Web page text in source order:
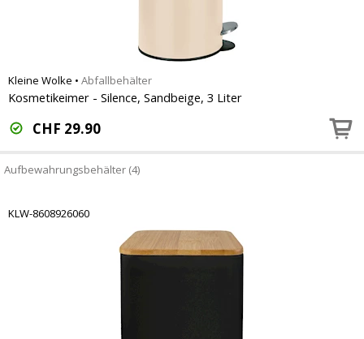
Kleine Wolke • Abfallbehälter
Kosmetikeimer - Silence, Sandbeige, 3 Liter
CHF 29.90
Aufbewahrungsbehälter (4)
KLW-8608926060